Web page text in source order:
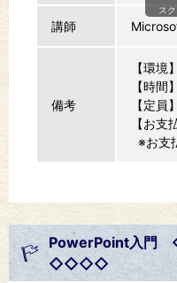
講師
備考
【環
【時
【定
【
※お支
ス
PowerPoint入
◇◇◇◇